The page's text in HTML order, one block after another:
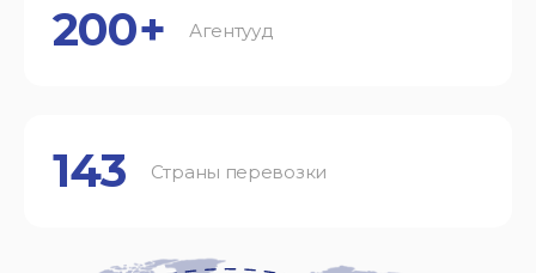
200+ Агентууд
143 Страны перевозки